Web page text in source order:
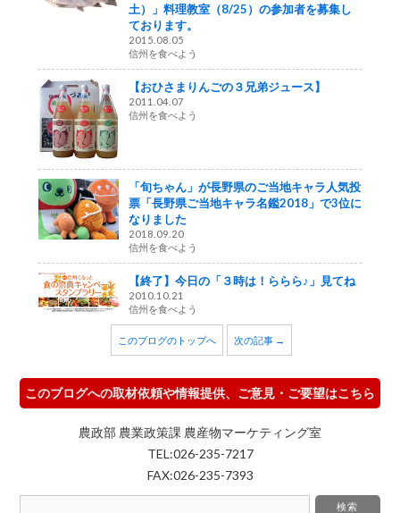
土）」料理教室（8/25）の参加者を募集し
ております。
2015.08.05
信州を食べよう
【おひさまりんごの３兄弟ジュース】
2011.04.07
信州を食べよう
「旬ちゃん」が長野県のご当地キャラ人気投
票「長野県ご当地キャラ名鑑2018」で3位に
なりました
2018.09.20
信州を食べよう
【終了】今日の「３時は！ららら♪」見てね
2010.10.21
信州を食べよう
このブログのトップへ 次の記事 →
このブログへの取材依頼や情報提供、ご意見・ご要望はこちら
農政部 農業政策課 農産物マーケティング室
TEL:026-235-7217
FAX:026-235-7393